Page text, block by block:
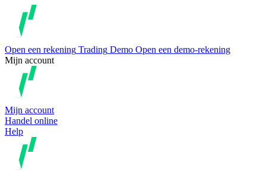
Open een rekening Trading Demo Open een demo-rekening
Mijn account
Mijn account
Handel online
Help